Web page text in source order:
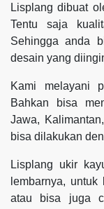
Lisplang dibuat
Tentu saja
Sehingga anda
desain yang
Kami melayani
Bahkan bisa
Jawa,
bisa dilakukan
Lisplang ukir
lembarnya,
atau bisa juga